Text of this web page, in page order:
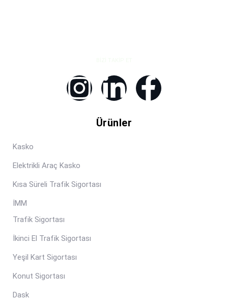
Ürünler
Kasko
Elektrikli Araç Kasko
Kısa Süreli Trafik Sigortası
İMM
Trafik Sigortası
İkinci El Trafik Sigortası
Yeşil Kart Sigortası
Konut Sigortası
Dask